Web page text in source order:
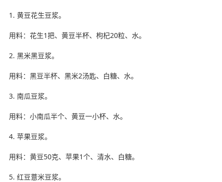
1. 黄豆花生豆浆。
用料：花生1把、黄豆半杯、枸杞20粒、水。
2. 黑米黑豆浆。
用料：黑豆半杯、黑米2汤匙、白糖、水。
3. 南瓜豆浆。
用料：小南瓜半个、黄豆一小杯、水。
4. 苹果豆浆。
用料：黄豆50克、苹果1个、清水、白糖。
5. 红豆薏米豆浆。